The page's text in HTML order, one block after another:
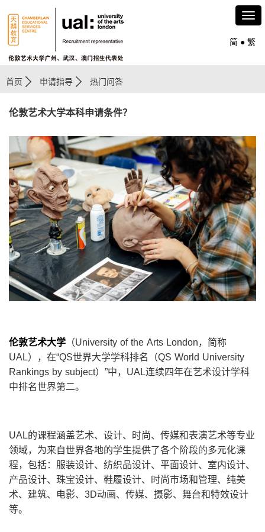
简 ● 繁
首页 申请指导 热门问答
伦敦艺术大学本科申请条件？
伦敦艺术大学 （University of the Arts London，简称
UAL），在“QS世界大学学科排名（QS World University
Rankings by subject）”中，UAL连续四年在艺术设计学科
中排名世界第二。
UAL的课程涵盖艺术、设计、时尚、传媒和表演艺术等专业
领域，为来自世界各地的学生提供了各个阶段的多元化课
程，包括：服装设计、纺织品设计、平面设计、室内设计、
产品设计、珠宝设计、鞋履设计、时尚市场和管理、纯美
术、建筑、电影、3D动画、传媒、摄影、舞台和特效设计
等。